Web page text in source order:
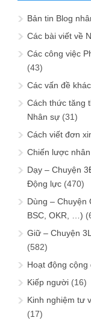
Bản tin Blog
Các bài viết về
Các công việc
(43)
Các vấn đề khác
Cách thức tăng
Nhân sự (31)
Cách viết đơn
Chiến lược
Dạy – Chuyện
Động lực (470)
Dùng – Chuyện
BSC, OKR, …)
Giữ – Chuyện
(582)
Hoạt động cộng
Kiếp người (16)
Kinh nghiệm tư
(17)